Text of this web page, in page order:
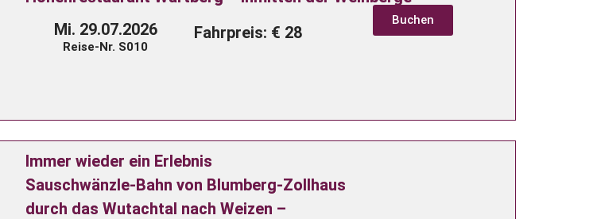
Mi. 29.07.2026
Reise-Nr. S010
Fahrpreis: € 28
Buchen
Immer wieder ein Erlebnis
Sauschwänzle-Bahn von Blumberg-Zollhaus
durch das Wutachtal nach Weizen –